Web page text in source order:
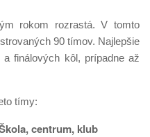
rokom rozrastá. V tomto
90 tímov. Najlepšie
finálových kôl, prípadne až
tímy:
centrum, klub